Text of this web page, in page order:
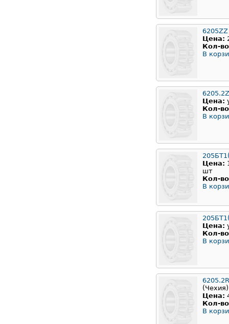
6205ZZ
Цена:
Кол-
В
6205.2Z
Цена:
Кол-
В
Цена:
шт
Кол-
В
Цена:
Кол-
В
(Чехия)
Цена:
Кол-
В